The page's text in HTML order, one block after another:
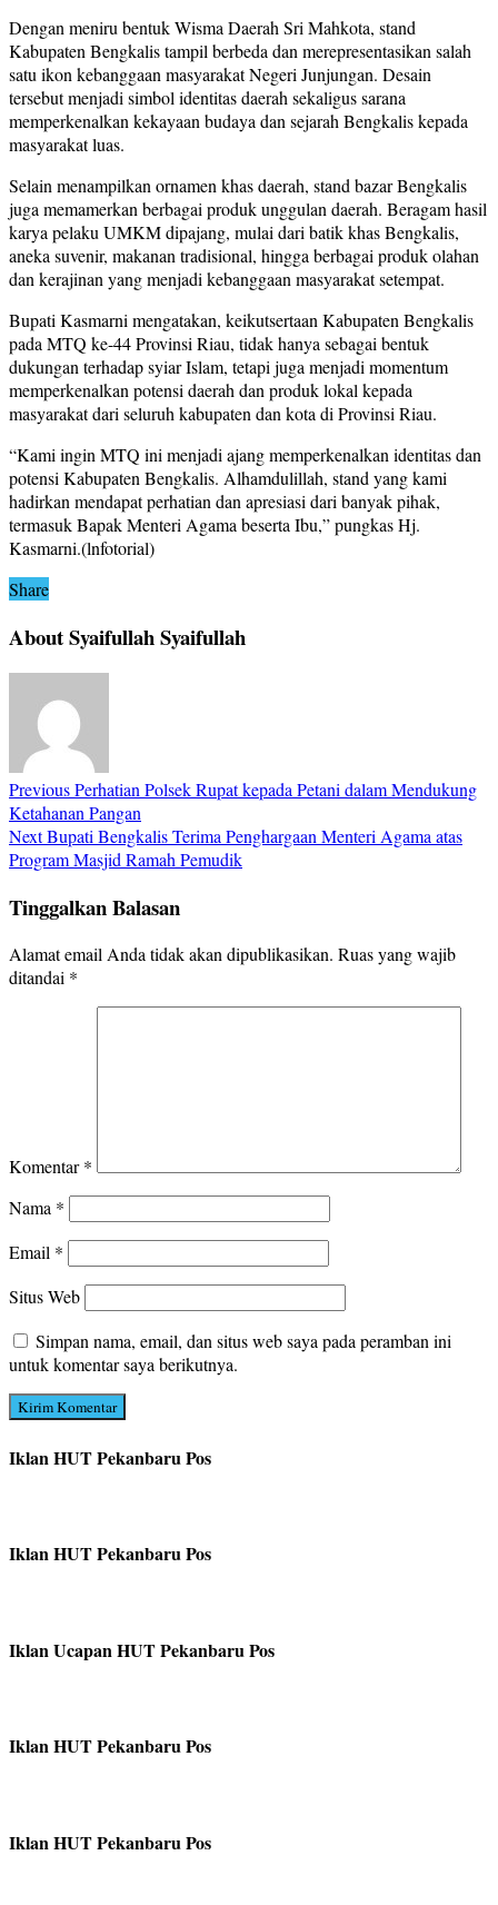
Dengan meniru bentuk Wisma Daerah Sri Mahkota, stand
Kabupaten Bengkalis tampil berbeda dan merepresentasikan salah
satu ikon kebanggaan masyarakat Negeri Junjungan. Desain
tersebut menjadi simbol identitas daerah sekaligus sarana
memperkenalkan kekayaan budaya dan sejarah Bengkalis kepada
masyarakat luas.
Selain menampilkan ornamen khas daerah, stand bazar Bengkalis
juga memamerkan berbagai produk unggulan daerah. Beragam hasil
karya pelaku UMKM dipajang, mulai dari batik khas Bengkalis,
aneka suvenir, makanan tradisional, hingga berbagai produk olahan
dan kerajinan yang menjadi kebanggaan masyarakat setempat.
Bupati Kasmarni mengatakan, keikutsertaan Kabupaten Bengkalis
pada MTQ ke-44 Provinsi Riau, tidak hanya sebagai bentuk
dukungan terhadap syiar Islam, tetapi juga menjadi momentum
memperkenalkan potensi daerah dan produk lokal kepada
masyarakat dari seluruh kabupaten dan kota di Provinsi Riau.
“Kami ingin MTQ ini menjadi ajang memperkenalkan identitas dan
potensi Kabupaten Bengkalis. Alhamdulillah, stand yang kami
hadirkan mendapat perhatian dan apresiasi dari banyak pihak,
termasuk Bapak Menteri Agama beserta Ibu,” pungkas Hj.
Kasmarni.(lnfotorial)
Share
About Syaifullah Syaifullah
PreviousPerhatian Polsek Rupat kepada Petani dalam Mendukung
Ketahanan Pangan
NextBupati Bengkalis Terima Penghargaan Menteri Agama atas
Program Masjid Ramah Pemudik
Tinggalkan Balasan
Alamat email Anda tidak akan dipublikasikan. Ruas yang wajib
ditandai *
Komentar*
Nama *
Email *
Situs Web
Simpan nama, email, dan situs web saya pada peramban ini
untuk komentar saya berikutnya.
Iklan HUT Pekanbaru Pos
Iklan HUT Pekanbaru Pos
Iklan Ucapan HUT Pekanbaru Pos
Iklan HUT Pekanbaru Pos
Iklan HUT Pekanbaru Pos